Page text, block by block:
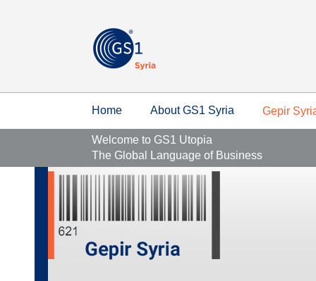
Home About GS1 Syria Gepir
Welcome to GS1 Utopia
The Global Language of Business